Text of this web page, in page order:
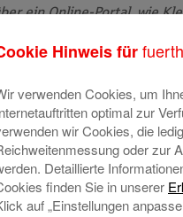
ein Online-Portal, wie
Kartendaten nicht nötig.
außerhalb
ob Sie wirklich
Empfängerin
ab. Zur Annahme
Freigabe erteilen!
Daten bekannt.
per WhatsApp, E-Mail,
nicht auf einer
Hinweis für
verwenden Cookies, um
optimal zur
wir Cookies, die
oder zur
Detaillierte
finden Sie in unserer
auf „Einstellungen